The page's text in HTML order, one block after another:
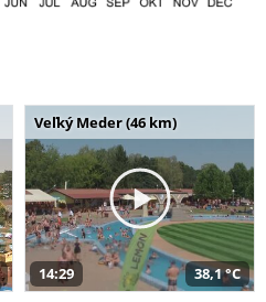
Veľký Meder (46 km)
14:29 38,1 °C